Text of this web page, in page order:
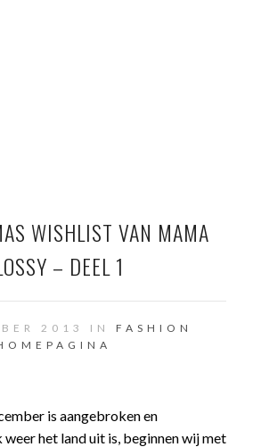
WISHLIST VAN MAMA
– DEEL 1
2013 IN FASHION
is aangebroken en
het land uit is, beginnen wij met